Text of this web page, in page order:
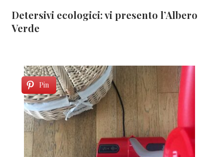
Detersivi ecologici: vi presento l’Albero
Verde
Pin